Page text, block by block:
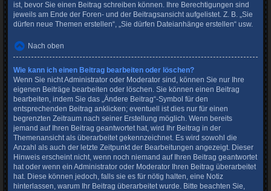
ist, bevor Sie einen Beitrag schreiben können. Ihre Berechtigungen sind
jeweils am Ende der Foren- und der Beitragsansicht aufgelistet. Z. B. „Sie
dürfen neue Themen erstellen“, „Sie dürfen Dateianhänge erstellen“ usw.
Nach oben
Wie kann ich einen Beitrag bearbeiten oder löschen?
Wenn Sie nicht Administrator oder Moderator sind, können Sie nur Ihre
eigenen Beiträge bearbeiten oder löschen. Sie können einen Beitrag
bearbeiten, indem Sie das „Ändere Beitrag“-Symbol für den
entsprechenden Beitrag anklicken; eventuell ist dies nur für einen
begrenzten Zeitraum nach seiner Erstellung möglich. Wenn bereits
jemand auf Ihren Beitrag geantwortet hat, wird Ihr Beitrag in der
Themenansicht als überarbeitet gekennzeichnet. Es wird sowohl die
Anzahl als auch der letzte Zeitpunkt der Bearbeitungen angezeigt. Dieser
Hinweis erscheint nicht, wenn noch niemand auf Ihren Beitrag geantwortet
hat oder wenn ein Administrator oder Moderator Ihren Beitrag überarbeitet
hat. Diese können jedoch, falls sie es für nötig halten, eine Notiz
hinterlassen, warum Ihr Beitrag überarbeitet wurde. Bitte beachten Sie,